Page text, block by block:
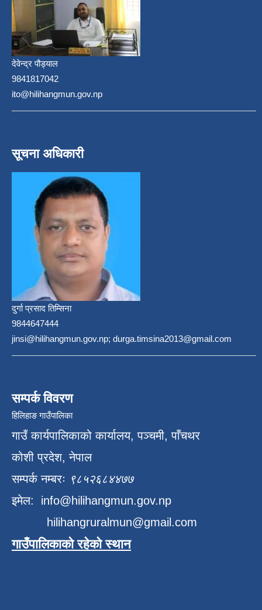
देवेन्द्र पौड्याल
9841817042
ito@hilihangmun.gov.np
सूचना अधिकारी
दुर्गा प्रसाद तिम्सिना
9844647444
jinsi@hilihangmun.gov.np; durga.timsina2013@gmail.com
सम्पर्क विवरण
हिलिहाङ गाउँपालिका
गाउँ कार्यपालिकाको कार्यालय, पञ्चमी, पाँचथर
कोशी प्रदेश, नेपाल
सम्पर्क नम्बरः ९८५२६८४४७७
इमेल: info@hilihangmun.gov.np
hilihangruralmun@gmail.com
गाउँपालिकाको रहेको स्थान